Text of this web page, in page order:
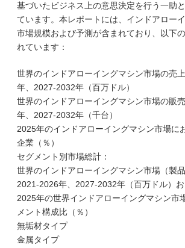
基づいたビジネス上の意思決定を行う一助
ています。本レポートには、インドアロー
市場規模および予測が含まれており、以下
れています：
世界のインドアローイングマシン市場の売
年、2027-2032年（百万ドル）
世界のインドアローイングマシン市場の販
年、2027-2032年（千台）
2025年のインドアローイングマシン市場に
企業（％）
セグメント別市場総計：
世界のインドアローイングマシン市場（製品
2021-2026年、2027-2032年（百万ドル）お
2025年の世界インドアローイングマシン市
メント構成比（％）
無垢材タイプ
金属タイプ